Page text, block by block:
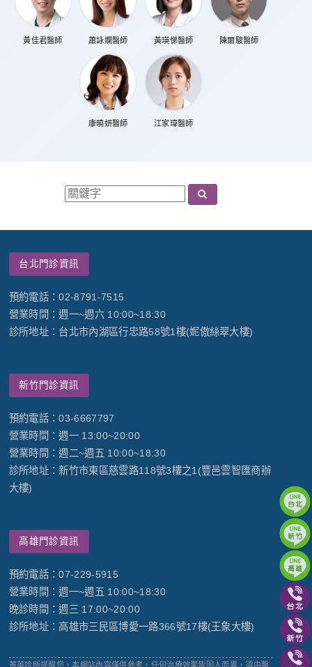
黃佳君醫師 蕭詠嫻醫師 黃瑛悌醫師 陳爾駿醫師
康曉妍醫師 江家瑋醫師
台北門診資訊
預約電話：02-8791-7515
營業時間：週一~週六 10:00~18:30
診所地址：台北市內湖區行忠路58號1樓(妮傲絲翠大樓)
新竹門診資訊
預約電話：03-6667797
營業時間：週一 13:00~20:00
營業時間：週二~週五 10:00~18:30
診所地址：新竹市東區慈雲路118號3樓之1(豐邑雲智匯商辦
大樓)
高雄門診資訊
預約電話：07-229-5915
營業時間：週一~週五 10:00~18:30
晚診時間：週三 17:00~20:00
診所地址：高雄市三民區博愛一路366號17樓(王象大樓)
菁英診所提醒您，本網站內容僅供參考，任何治療效果皆因人而異，須由醫